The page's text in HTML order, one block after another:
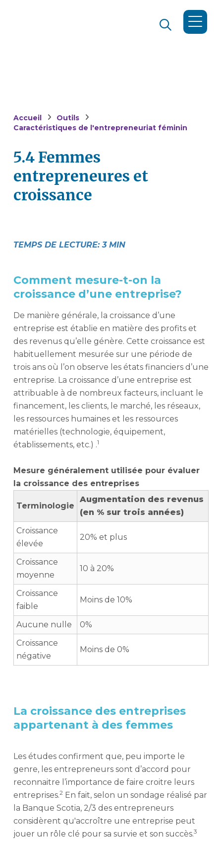
Accueil
Outils
Caractéristiques de l'entrepreneuriat féminin
5.4 Femmes
entrepreneures et
croissance
TEMPS DE LECTURE: 3 MIN
Comment mesure-t-on la
croissance d’une entreprise?
De manière générale, la croissance d’une
entreprise est établie en matière des profits et
des revenus qu’elle génère. Cette croissance est
habituellement mesurée sur une période de
trois ans où l’on observe les états financiers d’une
entreprise. La croissance d’une entreprise est
attribuable à de nombreux facteurs, incluant le
financement, les clients, le marché, les réseaux,
les ressources humaines et les ressources
matérielles (technologie, équipement,
établissements, etc.) .1
Mesure généralement utilisée pour évaluer
la croissance des entreprises
Terminologie
Augmentation des revenus
(en % sur trois années)
Croissance
élevée
20% et plus
Croissance
moyenne
10 à 20%
Croissance
faible
Moins de 10%
Aucune nulle
0%
Croissance
négative
Moins de 0%
La croissance des entreprises
appartenant à des femmes
Les études confirment que, peu importe le
genre, les entrepreneurs sont d’accord pour
reconnaitre l’importance de faire croitre leurs
entreprises.2En fait, selon un sondage réalisé par
la Banque Scotia, 2/3 des entrepreneurs
considèrent qu'accroître une entreprise peut
jouer un rôle clé pour sa survie et son succès.3